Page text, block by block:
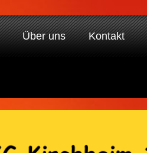
Über uns Kontakt